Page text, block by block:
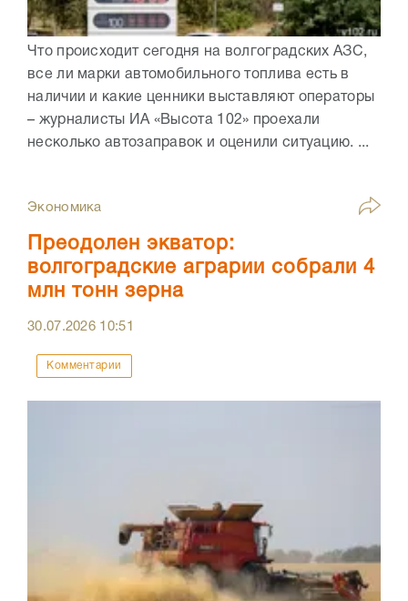
Что происходит сегодня на волгоградских АЗС,
все ли марки автомобильного топлива есть в
наличии и какие ценники выставляют операторы
– журналисты ИА «Высота 102» проехали
несколько автозаправок и оценили ситуацию. ...
Экономика
Преодолен экватор:
волгоградские аграрии собрали 4
млн тонн зерна
30.07.2026 10:51
Комментарии